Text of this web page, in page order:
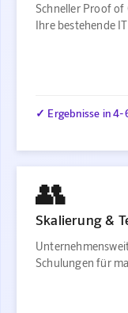
Schneller Proof
Ihre bestehende
✓ Ergebnisse in 4-
👥
Skalierung &
Schulungen für